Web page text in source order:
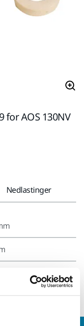
for AOS 130NV
Nedlastinger